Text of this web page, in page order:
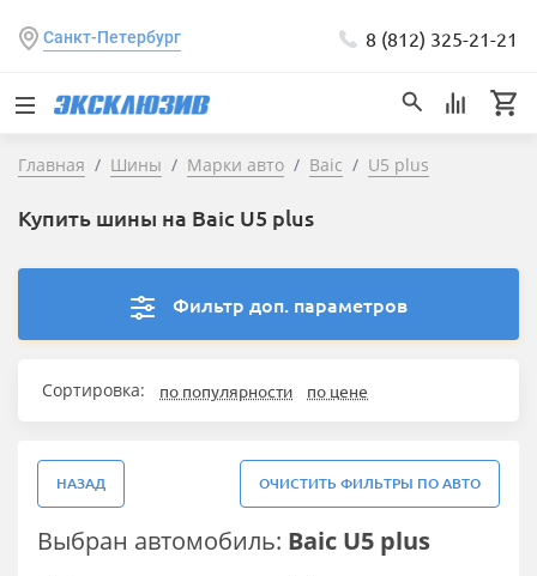
Санкт-Петербург 8 (812) 325-21-21
Главная Шины Марки авто Baic U5 plus
Купить шины на Baic U5 plus
Фильтр доп. параметров
Сортировка: по популярности по цене
НАЗАД ОЧИСТИТЬ ФИЛЬТРЫ ПО АВТО
Выбран автомобиль: Baic U5 plus